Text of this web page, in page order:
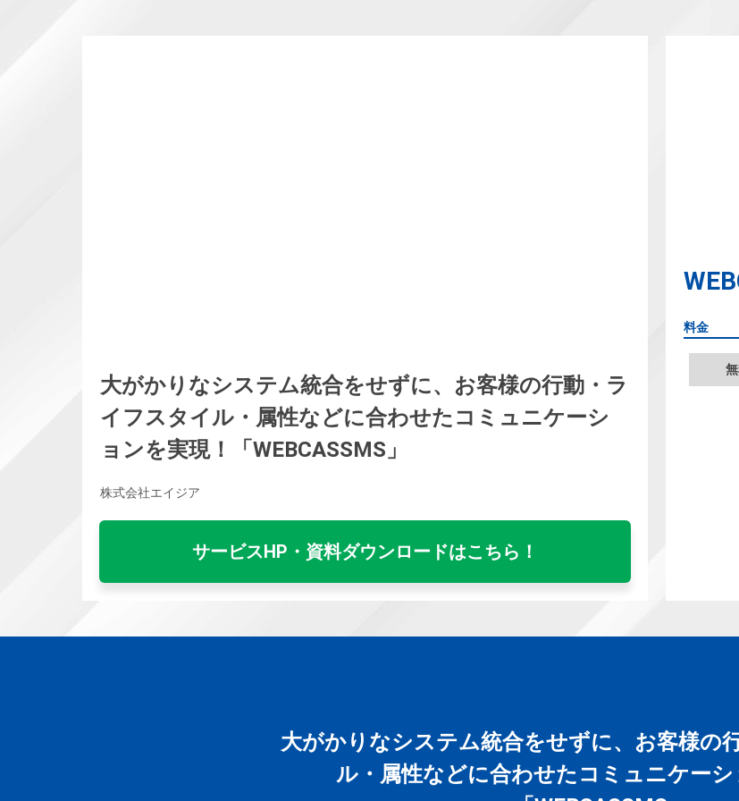
大がかりなシステム統合をせずに、お客様の行動・ラ
イフスタイル・属性などに合わせたコミュニケーシ
ョンを実現！「WEBCASSMS」
株式会社エイジア
サービスHP・資料ダウンロードはこちら！
料金
大がかりなシステム統合をせずに、お客様の
ル・属性などに合わせたコミュニケーシ